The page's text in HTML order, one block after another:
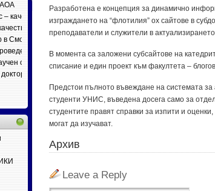
качество, правила, процедури
Смолян
часове
одит
програми
Разработена е концепция за динамично
изграждането на “флотилия” ох сайтове в
преподаватели и служители в
В момента са заложени субсайтове на
списание и един проект към факултета –
Предстои пълното въвеждане на системата
студенти УНИС, въведена досега само за
студентите правят справки за изпити и
могат да изучават.
Архив
Leave a Reply